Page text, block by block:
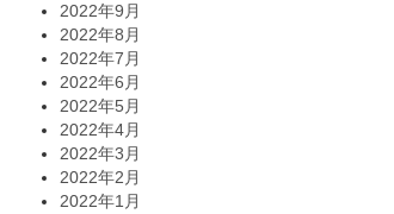
2022年9月
2022年8月
2022年7月
2022年6月
2022年5月
2022年4月
2022年3月
2022年2月
2022年1月